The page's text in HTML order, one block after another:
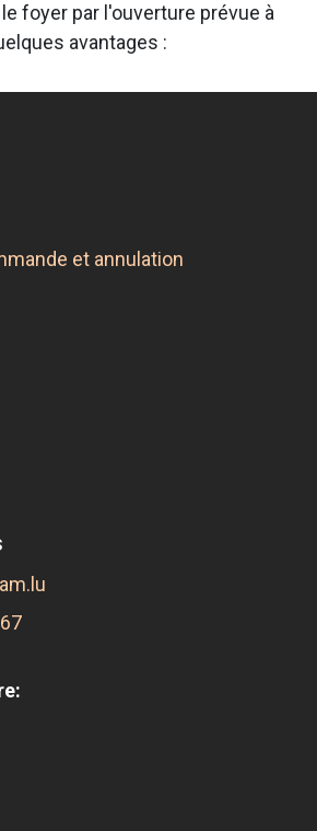
foyer par l'ouverture prévue à
avantages :
et annulation